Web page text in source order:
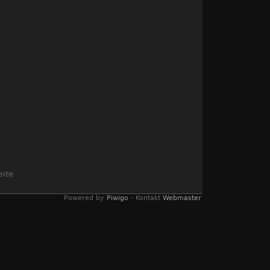
Powered by Piwigo - Kontakt Webmaster